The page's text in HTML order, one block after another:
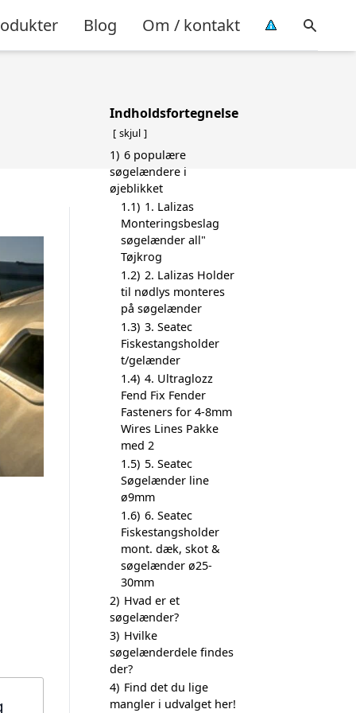
Blog Om / kontakt
Indholdsfortegnelse
skjul
1) 6 populære
søgelændere i
øjeblikket
1.1) 1. Lalizas
Monteringsbeslag
søgelænder all"
Tøjkrog
1.2) 2. Lalizas Holder
til nødlys monteres
på søgelænder
1.3) 3. Seatec
Fiskestangsholder
t/gelænder
1.4) 4. Ultraglozz
Fend Fix Fender
Fasteners for 4-8mm
Wires Lines Pakke
med 2
1.5) 5. Seatec
Søgelænder line
ø9mm
1.6) 6. Seatec
Fiskestangsholder
mont. dæk, skot &
søgelænder ø25-
30mm
2) Hvad er et
søgelænder?
3) Hvilke
søgelænderdele findes
der?
4) Find det du lige
mangler i udvalget her!